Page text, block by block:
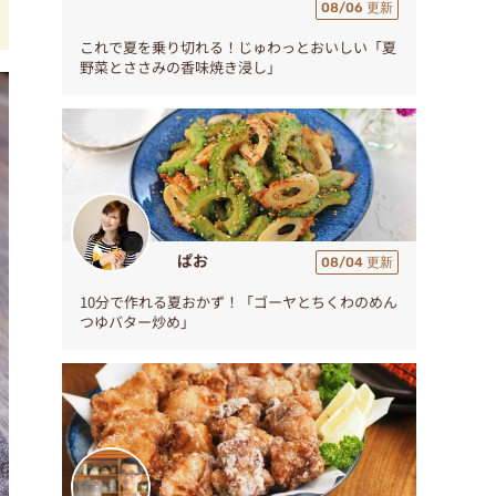
08/06 更新
これで夏を乗り切れる！じゅわっとおいしい「夏
野菜とささみの香味焼き浸し」
ぱお 08/04 更新
10分で作れる夏おかず！「ゴーヤとちくわのめん
つゆバター炒め」